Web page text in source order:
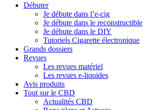
Débuter
Je débute dans l’e-cig
Je débute dans le reconstructible
Je débute dans le DIY
Tutoriels Cigarette électronique
Grands dossiers
Revues
Les revues matériel
Les revues e-liquides
Avis produits
Tout sur le CBD
Actualités CBD